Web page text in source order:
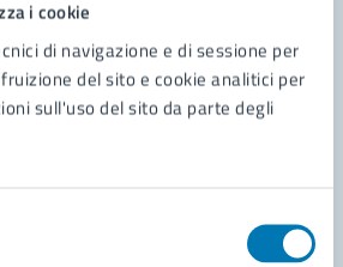
i cookie
di navigazione e di sessione per
del sito e cookie analitici per
sull'uso del sito da parte degli